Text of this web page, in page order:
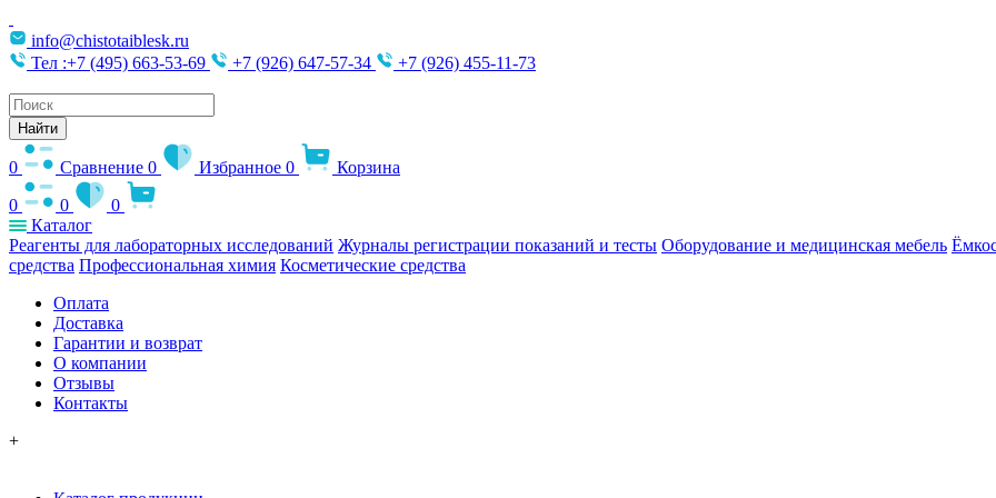
info@chistotaiblesk.ru
Тел :+7 (495) 663-53-69
+7 (926) 647-57-34 +7 (926) 455-11-73
Поиск
товаров
Найти
0 Сравнение 0 Избранное 0
Корзина
0
0
0
Каталог
Реагенты для лабораторных исследований Журналы регистрации показаний и тесты Оборудование и медицинская мебель
средства Профессиональная химия Косметические средства
Оплата
Доставка
Гарантии и возврат
О компании
Отзывы
Контакты
+